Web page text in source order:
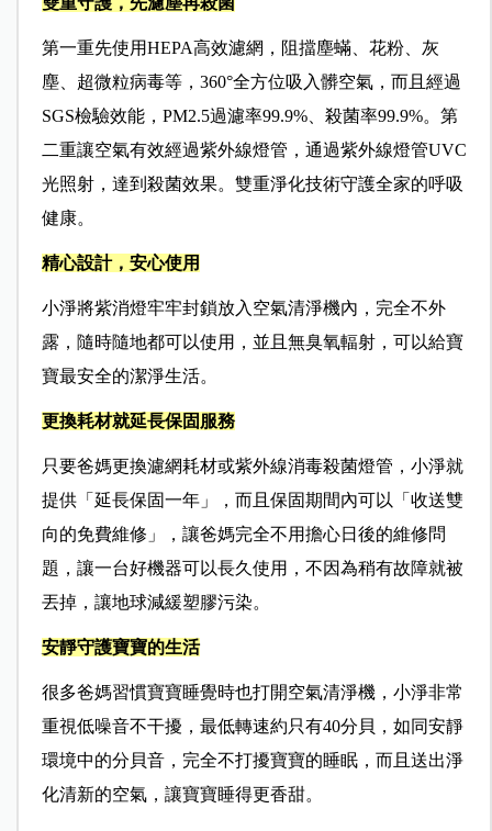
第一重先使用HEPA高效濾網，阻擋塵蟎、花粉、灰
塵、超微粒病毒等，360°全方位吸入髒空氣，而且經過
SGS檢驗效能，PM2.5過濾率99.9%、殺菌率99.9%。第
二重讓空氣有效經過紫外線燈管，通過紫外線燈管UVC
光照射，達到殺菌效果。雙重淨化技術守護全家的呼吸
健康。
精心設計，安心使用
小淨將紫消燈牢牢封鎖放入空氣清淨機內，完全不外
露，隨時隨地都可以使用，並且無臭氧輻射，可以給寶
寶最安全的潔淨生活。
更換耗材就延長保固服務
只要爸媽更換濾網耗材或紫外線消毒殺菌燈管，小淨就
提供「延長保固一年」，而且保固期間內可以「收送雙
向的免費維修」，讓爸媽完全不用擔心日後的維修問
題，讓一台好機器可以長久使用，不因為稍有故障就被
丟掉，讓地球減緩塑膠污染。
安靜守護寶寶的生活
很多爸媽習慣寶寶睡覺時也打開空氣清淨機，小淨非常
重視低噪音不干擾，最低轉速約只有40分貝，如同安靜
環境中的分貝音，完全不打擾寶寶的睡眠，而且送出淨
化清新的空氣，讓寶寶睡得更香甜。